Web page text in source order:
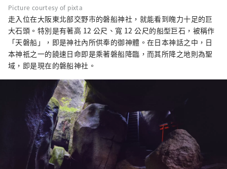
Picture courtesy of pixta
走入位在大阪東北部交野市的磐船神社，就能看到魄力十足的巨
大石頭。特別是有著高 12 公尺、寬 12 公尺的船型巨石，被稱作
「天磐船」，即是神社內所供奉的御神體。在日本神話之中，日
本神祇之一的饒速日命即是乘著磐船降臨，而其所降之地則為聖
域，即是現在的磐船神社。